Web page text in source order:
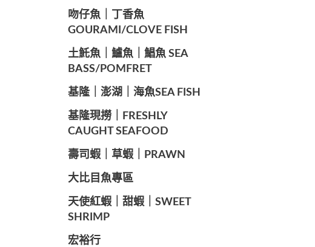
️吻仔魚｜丁香魚
GOURAMI/CLOVE FISH
️土魠魚｜鱸魚｜鯧魚 SEA ​​
BASS/POMFRET
️基隆｜澎湖｜海魚SEA ​​FISH
️基隆現撈｜FRESHLY
CAUGHT SEAFOOD
️壽司蝦｜草蝦｜PRAWN
️大比目魚專區
️天使紅蝦｜甜蝦｜SWEET
SHRIMP
宏裕行